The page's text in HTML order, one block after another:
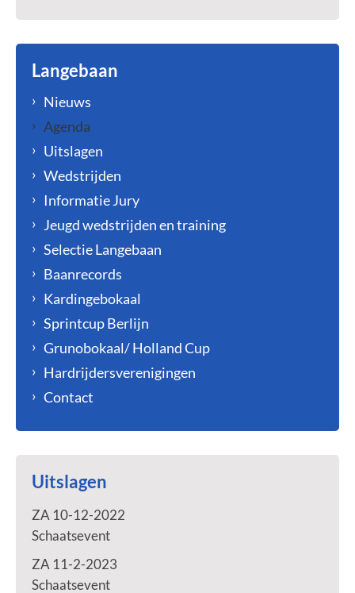
Langebaan
Nieuws
Agenda
Uitslagen
Wedstrijden
Informatie Jury
Jeugd wedstrijden en training
Selectie Langebaan
Baanrecords
Kardingebokaal
Sprintcup Berlijn
Grunobokaal/ Holland Cup
Hardrijdersverenigingen
Contact
Uitslagen
ZA 10-12-2022
Schaatsevent
ZA 11-2-2023
Schaatsevent